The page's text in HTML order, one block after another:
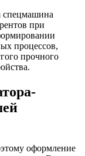
спецмашина
при
процессов,
прочного
оформление